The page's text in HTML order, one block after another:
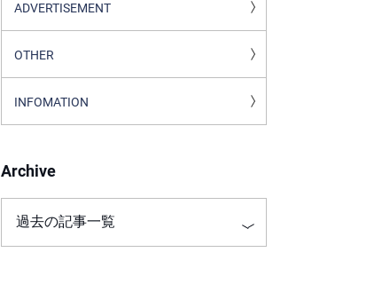
ADVERTISEMENT
OTHER
INFOMATION
Archive